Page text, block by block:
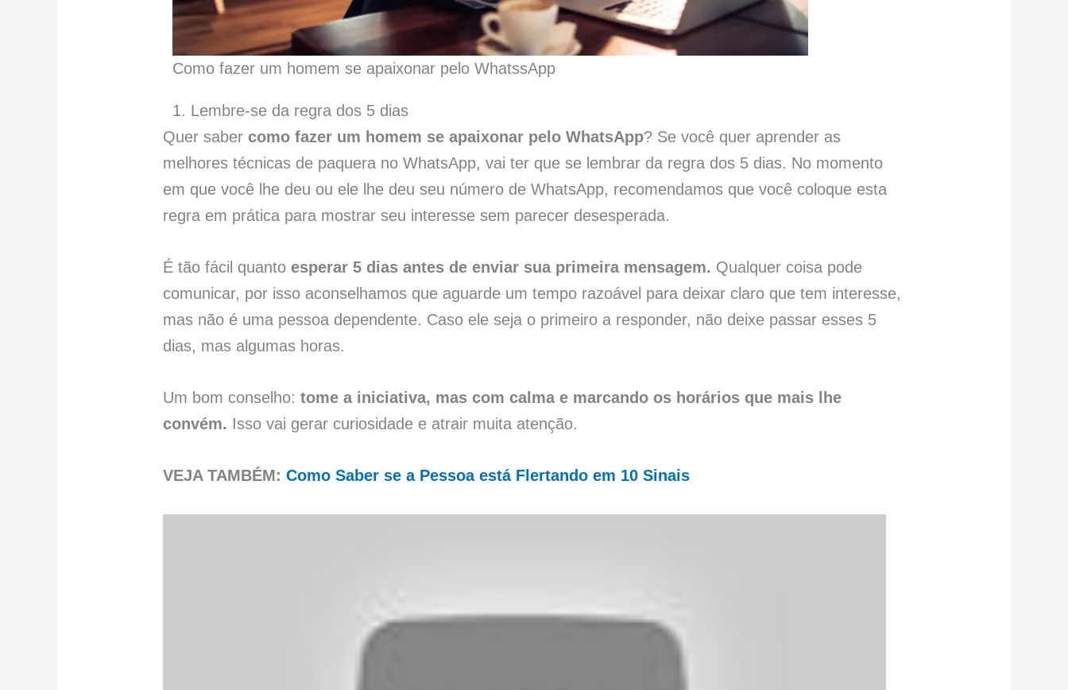
Como fazer um homem se apaixonar pelo WhatssApp
1. Lembre-se da regra dos 5 dias
Quer sabercomo fazer um homem se apaixonar pelo WhatsApp? Se você quer aprender as
melhores técnicas de paquera no WhatsApp, vai ter que se lembrar da regra dos 5 dias. No momento
em que você lhe deu ou ele lhe deu seu número de WhatsApp, recomendamos que você coloque esta
regra em prática para mostrar seu interesse sem parecer desesperada.
É tão fácil quantoesperar 5 dias antes de enviar sua primeira mensagem. Qualquer coisa pode
comunicar, por isso aconselhamos que aguarde um tempo razoável para deixar claro que tem interesse,
mas não é uma pessoa dependente. Caso ele seja o primeiro a responder, não deixe passar esses 5
dias, mas algumas horas.
Um bom conselho:tome a iniciativa, mas com calma e marcando os horários que mais lhe
convém. Isso vai gerar curiosidade e atrair muita atenção.
VEJA TAMBÉM:Como Saber se a Pessoa está Flertando em 10 Sinais